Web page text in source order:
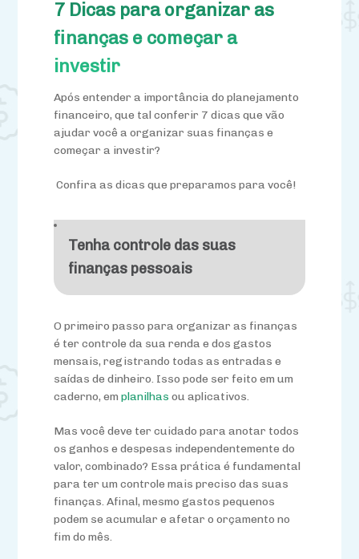
7 Dicas para organizar as
finanças e começar a
investir
Após entender a importância do planejamento
financeiro, que tal conferir 7 dicas que vão
ajudar você a organizar suas finanças e
começar a investir?
Confira as dicas que preparamos para você!
Tenha controle das suas
finanças pessoais
O primeiro passo para organizar as finanças
é ter controle da sua renda e dos gastos
mensais, registrando todas as entradas e
saídas de dinheiro. Isso pode ser feito em um
caderno, emplanilhas ou aplicativos.
Mas você deve ter cuidado para anotar todos
os ganhos e despesas independentemente do
valor, combinado? Essa prática é fundamental
para ter um controle mais preciso das suas
finanças. Afinal, mesmo gastos pequenos
podem se acumular e afetar o orçamento no
fim do mês.